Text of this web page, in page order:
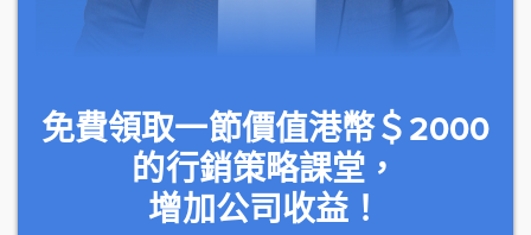
免費領取一節價值港幣＄2000
的行銷策略課堂，
增加公司收益！